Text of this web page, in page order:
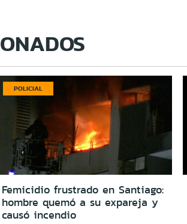
POLICIAL
Femicidio frustrado en Santiago:
hombre quemó a su expareja y
causó incendio